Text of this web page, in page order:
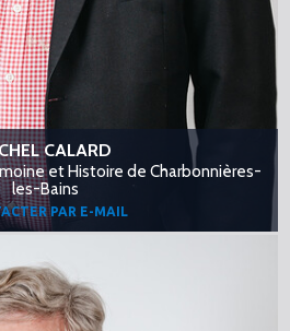
CALARD
et Histoire de Charbonnières-
les-Bains
PAR E-MAIL